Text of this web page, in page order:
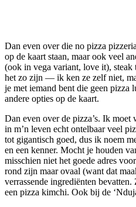
Dan even over die no pizza
op de kaart staan, maar ook veel
(ook in vega variant, love it), steak
het zo zijn — ik ken ze zelf niet,
je met iemand bent die geen pizza
andere opties op de kaart.
Dan even over de pizza’s. Ik
in m’n leven echt ontelbaar veel
tot gigantisch goed, dus ik noem
en een kenner. Mocht je houden
misschien niet het goede adres
rond zijn maar ovaal (want dat
verrassende ingrediënten
een pizza kimchi. Ook bij de